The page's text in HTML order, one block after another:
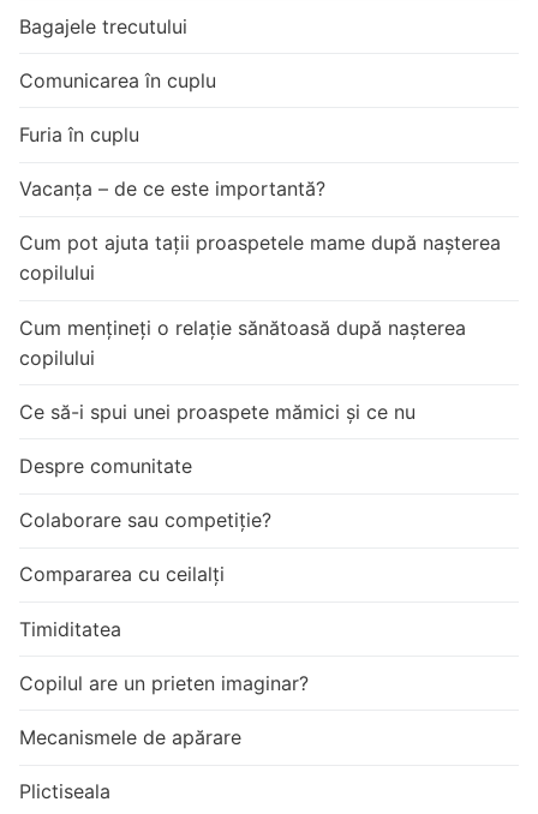
Bagajele trecutului
Comunicarea în cuplu
Furia în cuplu
Vacanța – de ce este importantă?
Cum pot ajuta tații proaspetele mame după nașterea
copilului
Cum mențineți o relație sănătoasă după nașterea
copilului
Ce să-i spui unei proaspete mămici și ce nu
Despre comunitate
Colaborare sau competiție?
Compararea cu ceilalți
Timiditatea
Copilul are un prieten imaginar?
Mecanismele de apărare
Plictiseala